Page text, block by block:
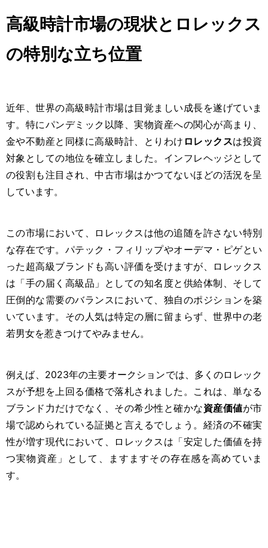
高級時計市場の現状とロレックス
の特別な立ち位置
近年、世界の高級時計市場は目覚ましい成長を遂げていま
す。特にパンデミック以降、実物資産への関心が高まり、
金や不動産と同様に高級時計、とりわけ ロレックスは投資
対象としての地位を確立しました。インフレヘッジとして
の役割も注目され、中古市場はかつてないほどの活況を呈
しています。
この市場において、ロレックスは他の追随を許さない特別
な存在です。パテック・フィリップやオーデマ・ピゲとい
った超高級ブランドも高い評価を受けますが、ロレックス
は「手の届く高級品」としての知名度と供給体制、そして
圧倒的な需要のバランスにおいて、独自のポジションを築
いています。その人気は特定の層に留まらず、世界中の老
若男女を惹きつけてやみません。
例えば、2023年の主要オークションでは、多くのロレック
スが予想を上回る価格で落札されました。これは、単なる
ブランド力だけでなく、その希少性と確かな資産価値が市
場で認められている証拠と言えるでしょう。経済の不確実
性が増す現代において、ロレックスは「安定した価値を持
つ実物資産」として、ますますその存在感を高めていま
す。